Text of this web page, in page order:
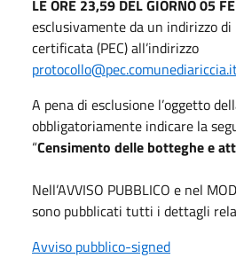
LE ORE 23,59 DEL GIORNO 05
esclusivamente da un indirizzo
certificata (PEC) all’indirizzo
A pena di esclusione l’oggetto
obbligatoriamente indicare la
“Censimento delle botteghe e
Nell’AVVISO PUBBLICO e nel
sono pubblicati tutti i dettagli
Avviso pubblico-signed